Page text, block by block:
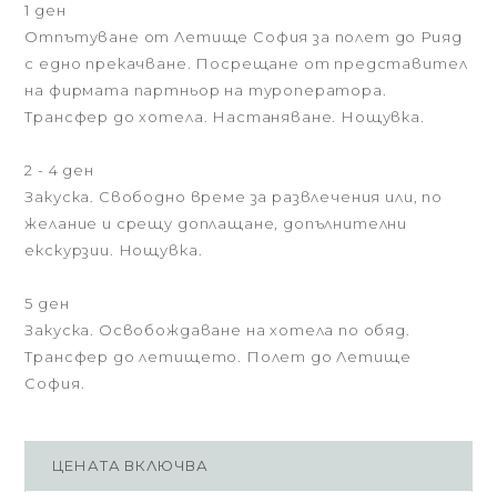
1 ден
Отпътуване от Летище София за полет до Рияд
с едно прекачване. Посрещане от представител
на фирмата партньор на туроператора.
Трансфер до хотела. Настаняване. Нощувка.
2 - 4 ден
Закуска. Свободно време за развлечения или, по
желание и срещу доплащане, допълнителни
екскурзии. Нощувка.
5 ден
Закуска. Освобождаване на хотела по обяд.
Трансфер до летището. Полет до Летище
София.
ЦЕНАТА ВКЛЮЧВА